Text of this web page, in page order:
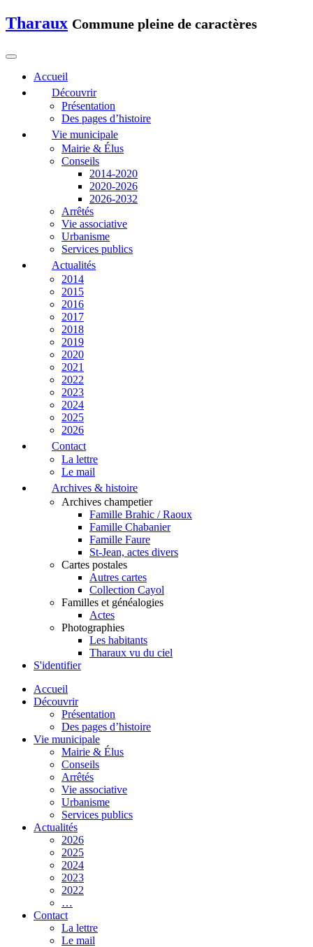
Tharaux Commune pleine de caractères
Accueil
Découvrir
Présentation
Des pages d’histoire
Vie municipale
Mairie & Élus
Conseils
2014-2020
2020-2026
2026-2032
Arrêtés
Vie associative
Urbanisme
Services publics
Actualités
2014
2015
2016
2017
2018
2019
2020
2021
2022
2023
2024
2025
2026
Contact
La lettre
Le mail
Archives & histoire
Archives champetier
Famille Brahic / Raoux
Famille Chabanier
Famille Faure
St-Jean, actes divers
Cartes postales
Autres cartes
Collection Cayol
Familles et généalogies
Actes
Photographies
Les habitants
Tharaux vu du ciel
S'identifier
Accueil
Découvrir
Présentation
Des pages d’histoire
Vie municipale
Mairie & Élus
Conseils
Arrêtés
Vie associative
Urbanisme
Services publics
Actualités
2026
2025
2024
2023
2022
…
Contact
La lettre
Le mail